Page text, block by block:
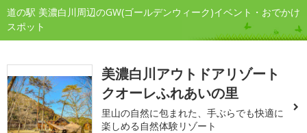
道の駅 美濃白川周辺のGW(ゴールデンウィーク)イベント・おでかけ
スポット
美濃白川アウトドアリゾート
クオーレふれあいの里
里山の自然に包まれた、手ぶらでも快適に
楽しめる自然体験リゾート